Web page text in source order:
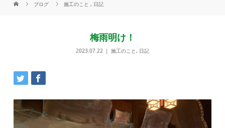
ブログ 施工のこと , 日記
梅雨明け！
2023.07.22 施工のこと , 日記